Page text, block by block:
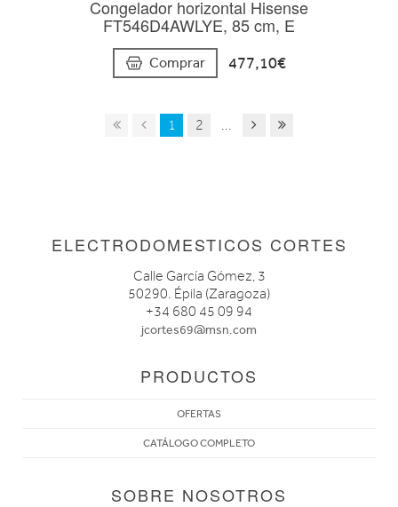
Congelador horizontal Hisense
FT546D4AWLYE, 85 cm, E
Comprar 477,10€
1 2
ELECTRODOMESTICOS CORTES
Calle García Gómez, 3
50290. Épila (Zaragoza)
+34 680 45 09 94
jcortes69@msn.com
PRODUCTOS
OFERTAS
CATÁLOGO COMPLETO
SOBRE NOSOTROS